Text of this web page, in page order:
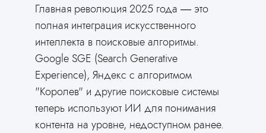
Главная революция 2025 года — это
полная интеграция искусственного
интеллекта в поисковые алгоритмы.
Google SGE (Search Generative
Experience), Яндекс с алгоритмом
"Королев" и другие поисковые системы
теперь используют ИИ для понимания
контента на уровне, недоступном ранее.